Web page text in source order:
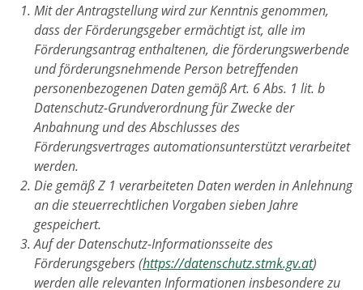
Mit der Antragstellung wird zur Kenntnis genommen,
dass der Förderungsgeber ermächtigt ist, alle im
Förderungsantrag enthaltenen, die förderungswerbende
und förderungsnehmende Person betreffenden
personenbezogenen Daten gemäß Art. 6 Abs. 1 lit. b
Datenschutz-Grundverordnung für Zwecke der
Anbahnung und des Abschlusses des
Förderungsvertrages automationsunterstützt verarbeitet
werden.
Die gemäß Z 1 verarbeiteten Daten werden in Anlehnung
an die steuerrechtlichen Vorgaben sieben Jahre
gespeichert.
Auf der Datenschutz-Informationsseite des
Förderungsgebers (https://datenschutz.stmk.gv.at)
werden alle relevanten Informationen insbesondere zu